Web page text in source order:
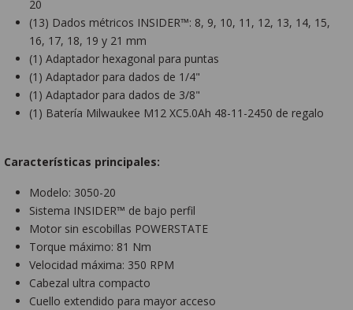
20
(13) Dados métricos INSIDER™: 8, 9, 10, 11, 12, 13, 14, 15,
16, 17, 18, 19 y 21 mm
(1) Adaptador hexagonal para puntas
(1) Adaptador para dados de 1/4"
(1) Adaptador para dados de 3/8"
(1) Batería Milwaukee M12 XC5.0Ah 48-11-2450 de regalo
Características principales:
Modelo: 3050-20
Sistema INSIDER™ de bajo perfil
Motor sin escobillas POWERSTATE
Torque máximo: 81 Nm
Velocidad máxima: 350 RPM
Cabezal ultra compacto
Cuello extendido para mayor acceso